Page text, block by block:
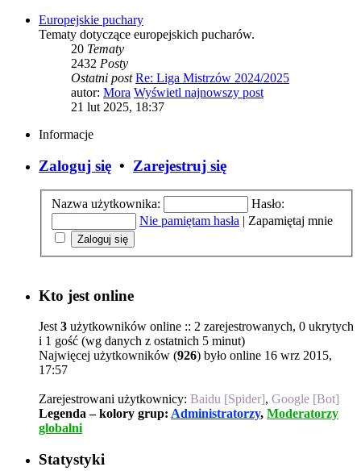
Europejskie puchary
Tematy dotyczące europejskich pucharów.
20 Tematy
2432 Posty
Ostatni post Re: Liga Mistrzów 2024/2025
autor: Mora Wyświetl najnowszy post
21 lut 2025, 18:37
Informacje
Zaloguj się • Zarejestruj się
Nazwa użytkownika:
Hasło:
Nie pamiętam hasła | Zapamiętaj mnie
Kto jest online
Jest3 użytkowników online :: 2 zarejestrowanych, 0 ukrytych
i 1 gość (wg danych z ostatnich 5 minut)
Najwięcej użytkowników (926) było online 16 wrz 2015,
17:57
Zarejestrowani użytkownicy: Baidu [Spider], Google [Bot]
Legenda – kolory grup: Administratorzy, Moderatorzy
globalni
Statystyki